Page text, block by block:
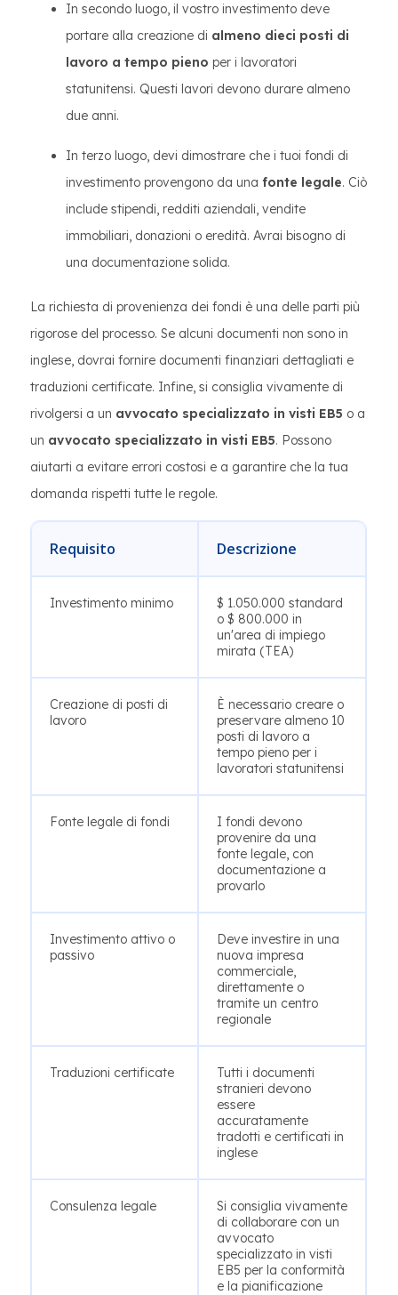
In secondo luogo, il vostro investimento deve
portare alla creazione di almeno dieci posti di
lavoro a tempo pieno per i lavoratori
statunitensi. Questi lavori devono durare almeno
due anni.
In terzo luogo, devi dimostrare che i tuoi fondi di
investimento provengono da una fonte legale. Ciò
include stipendi, redditi aziendali, vendite
immobiliari, donazioni o eredità. Avrai bisogno di
una documentazione solida.
La richiesta di provenienza dei fondi è una delle parti più
rigorose del processo. Se alcuni documenti non sono in
inglese, dovrai fornire documenti finanziari dettagliati e
traduzioni certificate. Infine, si consiglia vivamente di
rivolgersi a un avvocato specializzato in visti EB5 o a
un avvocato specializzato in visti EB5. Possono
aiutarti a evitare errori costosi e a garantire che la tua
domanda rispetti tutte le regole.
Requisito Descrizione
Investimento minimo
$ 1.050.000 standard
o $ 800.000 in
un'area di impiego
mirata (TEA)
Creazione di posti di
lavoro
È necessario creare o
preservare almeno 10
posti di lavoro a
tempo pieno per i
lavoratori statunitensi
Fonte legale di fondi
I fondi devono
provenire da una
fonte legale, con
documentazione a
provarlo
Investimento attivo o
passivo
Deve investire in una
nuova impresa
commerciale,
direttamente o
tramite un centro
regionale
Traduzioni certificate
Tutti i documenti
stranieri devono
essere
accuratamente
tradotti e certificati in
inglese
Consulenza legale
Si consiglia vivamente
di collaborare con un
avvocato
specializzato in visti
EB5 per la conformità
e la pianificazione